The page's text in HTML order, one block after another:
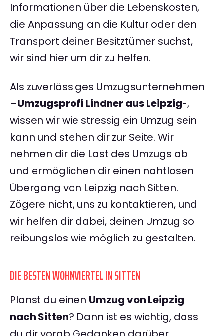
Informationen über die Lebenskosten,
die Anpassung an die Kultur oder den
Transport deiner Besitztümer suchst,
wir sind hier um dir zu helfen.
Als zuverlässiges Umzugsunternehmen
–Umzugsprofi Lindner aus Leipzig-,
wissen wir wie stressig ein Umzug sein
kann und stehen dir zur Seite. Wir
nehmen dir die Last des Umzugs ab
und ermöglichen dir einen nahtlosen
Übergang von Leipzig nach Sitten.
Zögere nicht, uns zu kontaktieren, und
wir helfen dir dabei, deinen Umzug so
reibungslos wie möglich zu gestalten.
DIE BESTEN WOHNVIERTEL IN SITTEN
Planst du einen Umzug von Leipzig
nach Sitten? Dann ist es wichtig, dass